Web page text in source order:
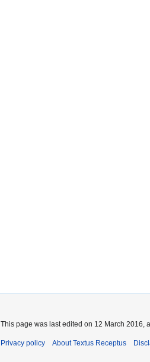
This page was last edited on 12 March 2016,
Privacy policy About Textus Receptus